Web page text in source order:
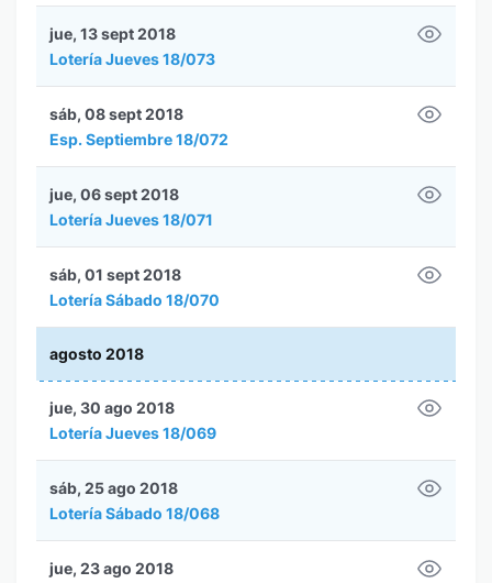
Lotería Jueves 18/073
jue, 13 sept 2018
Esp. Septiembre 18/072
sáb, 08 sept 2018
Lotería Jueves 18/071
jue, 06 sept 2018
Lotería Sábado 18/070
sáb, 01 sept 2018
agosto 2018
Lotería Jueves 18/069
jue, 30 ago 2018
Lotería Sábado 18/068
sáb, 25 ago 2018
jue, 23 ago 2018